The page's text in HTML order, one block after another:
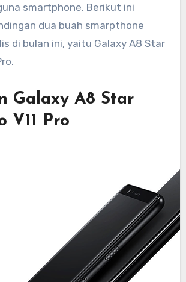
smartphone. Berikut ini
dua buah smarpthone
di bulan ini, yaitu Galaxy A8 Star
Galaxy A8 Star
V11 Pro